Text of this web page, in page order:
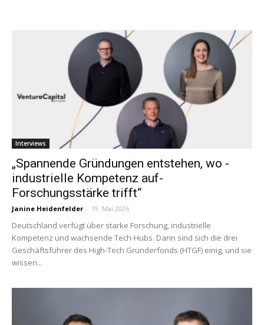
Interviews
„­Spannende­ Gründungen entstehen, wo ­
industrielle Kompetenz auf­
Forschungsstärke trifft“
Janine Heidenfelder - 19. Mai 2026
Deutschland verfügt über starke Forschung, industrielle
Kompetenz und wachsende Tech-Hubs. Darin sind sich die drei
Geschäftsführer des High-Tech Gründerfonds (HTGF) einig, und sie
wissen...